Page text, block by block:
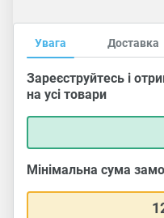
Увага Доставка
Зареєструйтесь і
на усі товари
Мінімальна сума